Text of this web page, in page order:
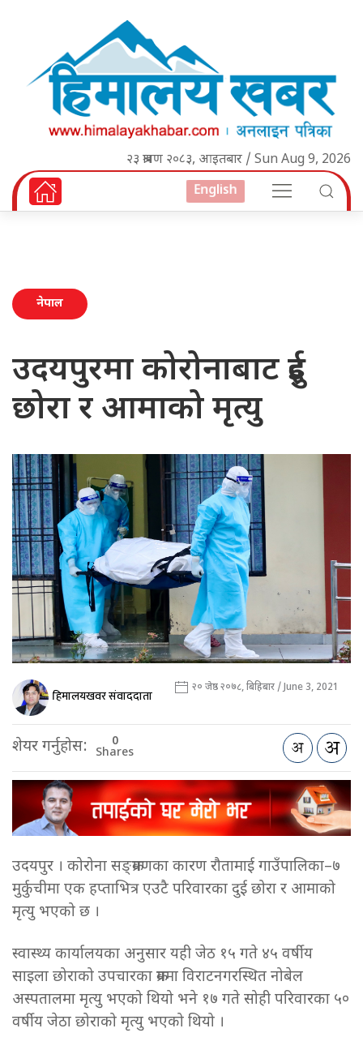
२३ श्रावण २०८३, आइतबार / Sun Aug 9, 2026
English
नेपाल
उदयपुरमा कोरोनाबाट दुई
छोरा र आमाको मृत्यु
हिमालयखवर संवाददाता २० जेष्ठ २०७८, बिहिबार / June 3, 2021
शेयर गर्नुहोस: 0
Shares
उदयपुर । कोरोना सङ्क्रमणका कारण रौतामाई गाउँपालिका–७
मुर्कुचीमा एक हप्ताभित्र एउटै परिवारका दुई छोरा र आमाको
मृत्यु भएको छ ।
स्वास्थ्य कार्यालयका अनुसार यही जेठ १५ गते ४५ वर्षीय
साइला छोराको उपचारका क्रममा विराटनगरस्थित नोबेल
अस्पतालमा मृत्यु भएको थियो भने १७ गते सोही परिवारका ५०
वर्षीय जेठा छोराको मृत्यु भएको थियो ।